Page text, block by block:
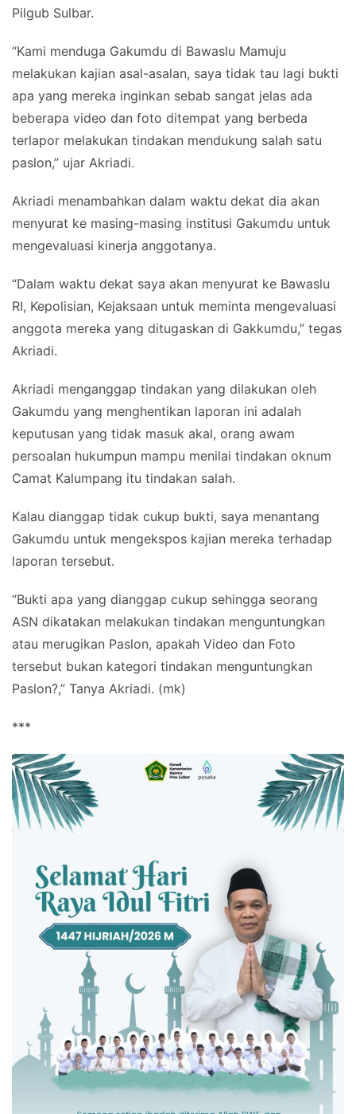
Pilgub Sulbar.
“Kami menduga Gakumdu di Bawaslu Mamuju
melakukan kajian asal-asalan, saya tidak tau lagi bukti
apa yang mereka inginkan sebab sangat jelas ada
beberapa video dan foto ditempat yang berbeda
terlapor melakukan tindakan mendukung salah satu
paslon,” ujar Akriadi.
Akriadi menambahkan dalam waktu dekat dia akan
menyurat ke masing-masing institusi Gakumdu untuk
mengevaluasi kinerja anggotanya.
“Dalam waktu dekat saya akan menyurat ke Bawaslu
RI, Kepolisian, Kejaksaan untuk meminta mengevaluasi
anggota mereka yang ditugaskan di Gakkumdu,” tegas
Akriadi.
Akriadi menganggap tindakan yang dilakukan oleh
Gakumdu yang menghentikan laporan ini adalah
keputusan yang tidak masuk akal, orang awam
persoalan hukumpun mampu menilai tindakan oknum
Camat Kalumpang itu tindakan salah.
Kalau dianggap tidak cukup bukti, saya menantang
Gakumdu untuk mengekspos kajian mereka terhadap
laporan tersebut.
“Bukti apa yang dianggap cukup sehingga seorang
ASN dikatakan melakukan tindakan menguntungkan
atau merugikan Paslon, apakah Video dan Foto
tersebut bukan kategori tindakan menguntungkan
Paslon?,” Tanya Akriadi. (mk)
***